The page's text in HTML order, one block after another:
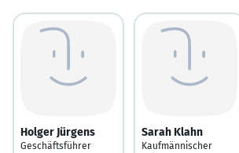
Holger Jürgens
Geschäftsführer
Sarah Klahn
Kaufmännischer